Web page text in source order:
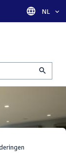
Taal
NL